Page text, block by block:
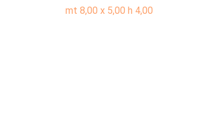
mt 8,00 x 5,00 h 4,00